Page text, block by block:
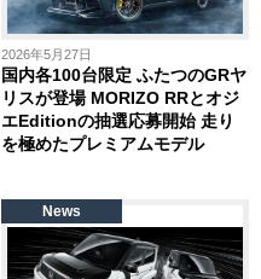
2026年5月27日
国内各100台限定 ふたつのGRヤ
リスが登場 MORIZO RRとオジ
エEditionの抽選応募開始 走り
を極めたプレミアムモデル
News